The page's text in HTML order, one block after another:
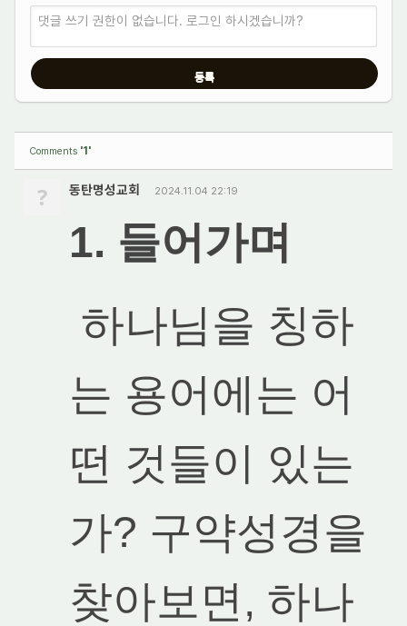
댓글 쓰기 권한이 없습니다. 로그인 하시겠습니까?
Comments '1'
? 동탄명성교회 2024.11.04 22:19
1. 들어가며
하나님을 칭하
는 용어에는 어
떤 것들이 있는
가? 구약성경을
찾아보면, 하나